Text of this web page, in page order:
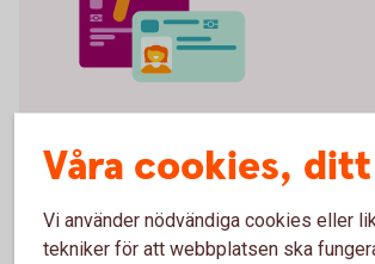
Vi använder digitala ID-
kontroller för att
Våra cookies,
Vi använder nödvändiga cookies eller
tekniker för att webbplatsen ska